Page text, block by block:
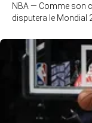
NBA — Comme son
disputera le Mondial